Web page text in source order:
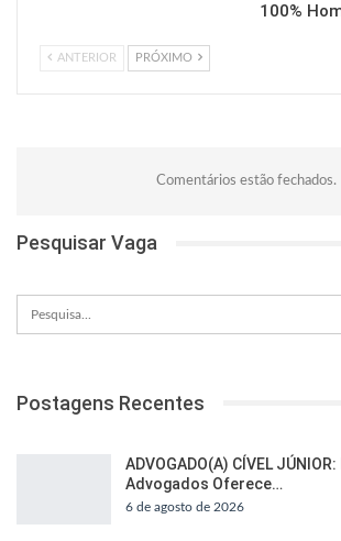
100%
ANTERIOR PRÓXIMO
Comentários estão fechados.
Pesquisar Vaga
Postagens Recentes
ADVOGADO(A) CÍVEL
Advogados Oferece…
6 de agosto de 2026